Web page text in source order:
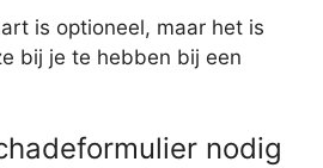
is optioneel, maar het is
bij je te hebben bij een
nodig